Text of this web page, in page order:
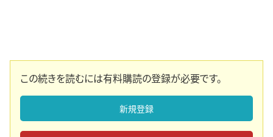
この続きを読むには有料購読の登録が必要です。
新規登録